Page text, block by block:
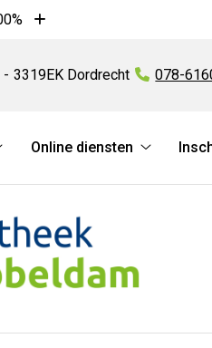
Tekst
10%
3319EK Dordrecht Tel:
078-
submenu
Online diensten
diensten